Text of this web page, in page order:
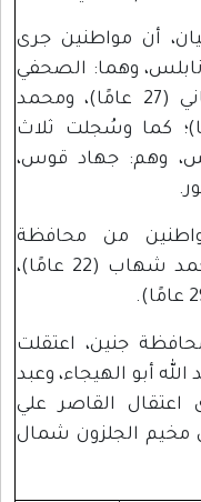
أن مواطنين جرى
وهما: الصحفي
رضوان عبد القادر قطناني (27 عامًا)، ومحمد
(36 عامًا)؛ كما وسُجلت ثلاث
وهم: جهاد قوس،
من محافظة
طولكرم، وهما: أحمد محمد شهاب (22 عامًا)،
جنين، اعتقلت
أبو الهيجاء، وعبد
اعتقال القاصر علي
عامًا)، من مخيم الجلزون شمال